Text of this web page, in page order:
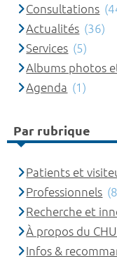
Consultations
Actualités (36)
Services (5)
Albums photos
Agenda (1)
Par rubrique
Patients et
Professionnels
Recherche et
À propos du CHU
Infos &